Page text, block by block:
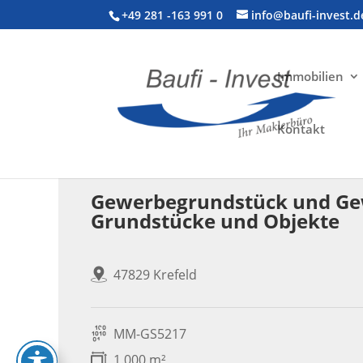
+49 281 -163 991 0 info@baufi-
Immobilien
Kontakt
Gewerbegrundstück und
Grundstücke und Objekte
47829 Krefeld
MM-GS5217
1.000 m²